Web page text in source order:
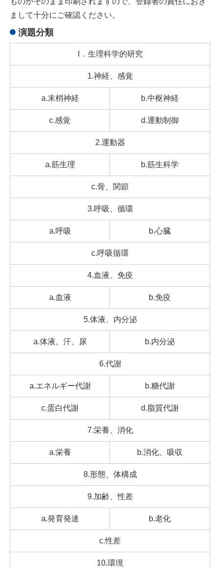
まして十分にご確認ください。
演題分類
Ⅰ．生理科学的研究
1.神経、感覚
a.末梢神経 b.中枢神経
c.感覚 d.運動制御
2.運動器
a.筋生理 b.筋生科学
c.骨、関節
3.呼吸、循環
a.呼吸 b.心臓
c.呼吸循環
4.血液、免疫
a.血液 b.免疫
5.体液、内分泌
a.体液、汗、尿 b.内分泌
6.代謝
a.エネルギー代謝 b.糖代謝
c.蛋白代謝 d.脂質代謝
7.栄養、消化
a.栄養 b.消化、吸収
8.形態、体構成
9.加齢、性差
a.発育発達 b.老化
c.性差
10.環境